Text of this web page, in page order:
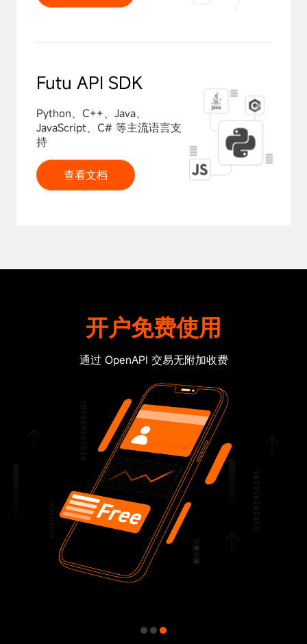
Futu API SDK
Python、C++、Java、
JavaScript、C# 等主流语言支
持
查看文档
稳定的技术架构
连接交易所一触即达
客户端 富途服务器 交易所